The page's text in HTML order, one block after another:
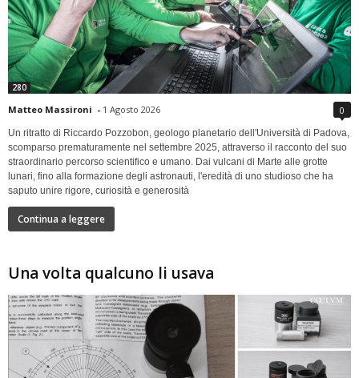
280
Matteo Massironi - 1 Agosto 2026 0
Un ritratto di Riccardo Pozzobon, geologo planetario dell'Università di Padova,
scomparso prematuramente nel settembre 2025, attraverso il racconto del suo
straordinario percorso scientifico e umano. Dai vulcani di Marte alle grotte
lunari, fino alla formazione degli astronauti, l'eredità di uno studioso che ha
saputo unire rigore, curiosità e generosità
Continua a leggere
Una volta qualcuno li usava